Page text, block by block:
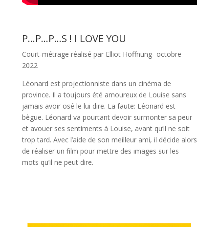
P…P…P…S ! I LOVE YOU
Court-métrage réalisé par Elliot Hoffnung- octobre
2022
Léonard est projectionniste dans un cinéma de
province. Il a toujours été amoureux de Louise sans
jamais avoir osé le lui dire. La faute: Léonard est
bègue. Léonard va pourtant devoir surmonter sa peur
et avouer ses sentiments à Louise, avant qu’il ne soit
trop tard. Avec l’aide de son meilleur ami, il décide alors
de réaliser un film pour mettre des images sur les
mots qu’il ne peut dire.